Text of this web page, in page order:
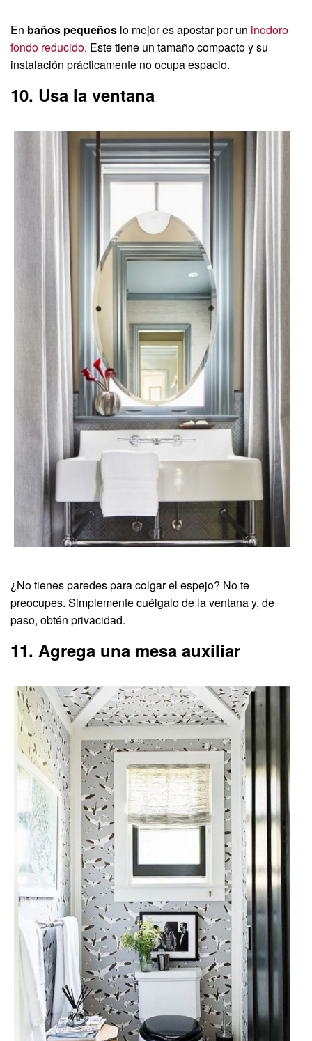
En baños pequeños lo mejor es apostar por un inodoro
fondo reducido. Este tiene un tamaño compacto y su
instalación prácticamente no ocupa espacio.
10. Usa la ventana
¿No tienes paredes para colgar el espejo? No te
preocupes. Simplemente cuélgalo de la ventana y, de
paso, obtén privacidad.
11. Agrega una mesa auxiliar